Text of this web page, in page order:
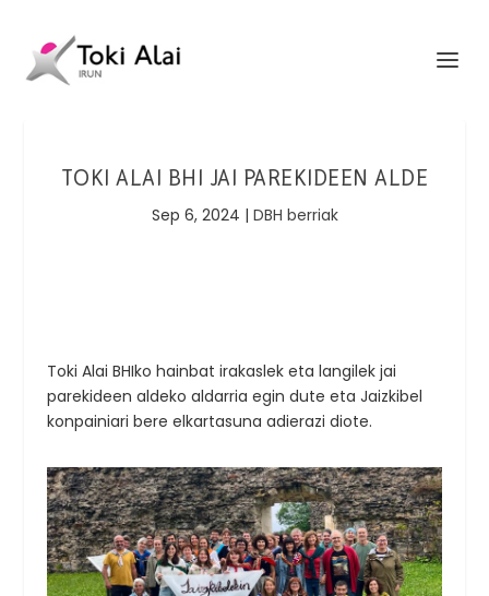
TOKI ALAI BHI JAI PAREKIDEEN ALDE
Sep 6, 2024 | DBH berriak
Toki Alai BHIko hainbat irakaslek eta langilek jai
parekideen aldeko aldarria egin dute eta Jaizkibel
konpainiari bere elkartasuna adierazi diote.